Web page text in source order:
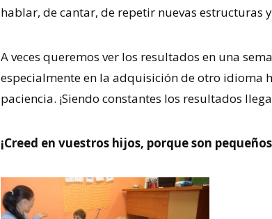
hablar, de cantar, de repetir nuevas estructuras
A veces queremos ver los resultados en una
especialmente en la adquisición de otro idioma
paciencia. ¡Siendo constantes los resultados
¡Creed en vuestros hijos, porque son